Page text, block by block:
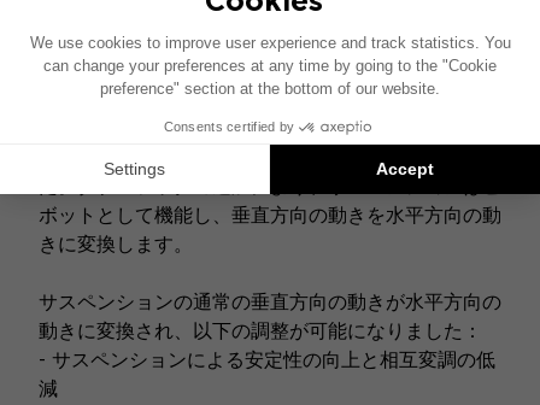
サスペンションの改良 - ダンピ
ング・フック・システム
（DHS）
当社のエンジニアはTMDサスペンションを最適化
し、ツィーターに新世代のサスペンションを与えまし
た。ダブルフックの追加により、サスペンションはピ
ボットとして機能し、垂直方向の動きを水平方向の動
きに変換します。
サスペンションの通常の垂直方向の動きが水平方向の
動きに変換され、以下の調整が可能になりました：
- サスペンションによる安定性の向上と相互変調の低
減